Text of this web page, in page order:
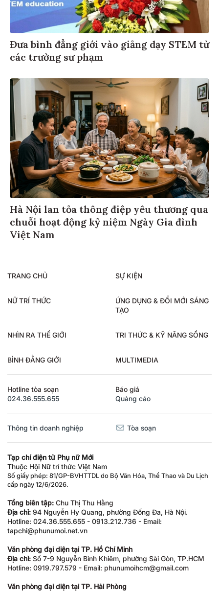
Đưa bình đẳng giới vào giảng dạy STEM từ
các trường sư phạm
Hà Nội lan tỏa thông điệp yêu thương qua
chuỗi hoạt động kỷ niệm Ngày Gia đình
Việt Nam
TRANG CHỦ SỰ KIỆN
NỮ TRÍ THỨC
ỨNG DỤNG & ĐỔI MỚI SÁNG
TẠO
NHÌN RA THẾ GIỚI TRI THỨC & KỸ NĂNG SỐNG
BÌNH ĐẲNG GIỚI MULTIMEDIA
Hotline tòa soạn
024.36.555.655
Báo giá
Quảng cáo
Thông tin doanh nghiệp Tòa soạn
Tạp chí điện tử Phụ nữ Mới
Thuộc Hội Nữ trí thức Việt Nam
Số giấy phép: 81/GP-BVHTTDL do Bộ Văn Hóa, Thể Thao và Du Lịch
cấp ngày 12/6/2026.
Tổng biên tập: Chu Thị Thu Hằng
Địa chỉ: 94 Nguyễn Hy Quang, phường Đống Đa, Hà Nội.
Hotline: 024.36.555.655 - 0913.212.736 - Email:
tapchi@phunumoi.net.vn
Văn phòng đại diện tại TP. Hồ Chí Minh
Địa chỉ: Số 7-9 Nguyễn Bỉnh Khiêm, phường Sài Gòn, TP.HCM
Hotline: 0919.797.579 - Email: phunumoihcm@gmail.com
Văn phòng đại diện tại TP. Hải Phòng